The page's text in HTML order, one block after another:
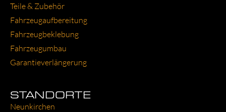
Tei­le & Zube­hör
Fahr­zeug­auf­be­rei­tung
Fahr­zeug­be­kle­bung
Fahr­zeug­um­bau
Garantie­verlängerung
STANDORTE
Neun­kir­chen